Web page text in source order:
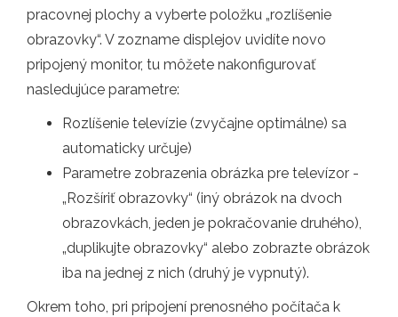
pracovnej plochy a vyberte položku „rozlíšenie
obrazovky“. V zozname displejov uvidíte novo
pripojený monitor, tu môžete nakonfigurovať
nasledujúce parametre:
Rozlíšenie televízie (zvyčajne optimálne) sa
automaticky určuje)
Parametre zobrazenia obrázka pre televízor -
„Rozšíriť obrazovky“ (iný obrázok na dvoch
obrazovkách, jeden je pokračovanie druhého),
„duplikujte obrazovky“ alebo zobrazte obrázok
iba na jednej z nich (druhý je vypnutý).
Okrem toho, pri pripojení prenosného počítača k